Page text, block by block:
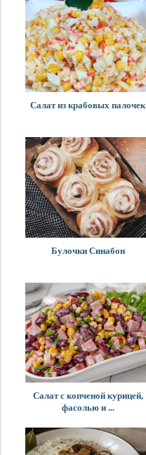
Салат из крабовых палочек
Булочки Синабон
Салат с копченой курицей,
фасолью и ...